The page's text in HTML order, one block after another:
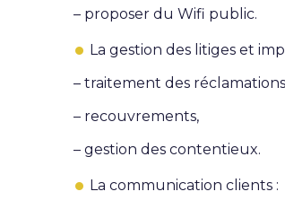
– proposer du Wifi public.
La gestion des litiges et
– traitement des
– recouvrements,
– gestion des contentieux.
La communication clients :